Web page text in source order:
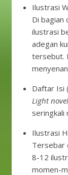
Ilustrasi
Di bagian
ilustrasi
adegan
tersebut.
Daftar Isi (
Light novel
seringkali
Ilustrasi
Tersebar
8-12
momen-